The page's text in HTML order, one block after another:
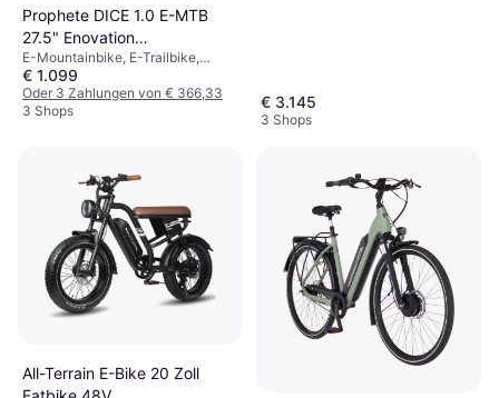
Prophete DICE 1.0 E-MTB
27.5" Enovation
Hinterradmotor 250W Unisex
E-Mountainbike, E-Trailbike,
Geschwindigkeit (max) 25km/h
€ 1.099
Oder 3 Zahlungen von € 366,33
3 Shops
€ 3.145
3 Shops
All-Terrain E-Bike 20 Zoll